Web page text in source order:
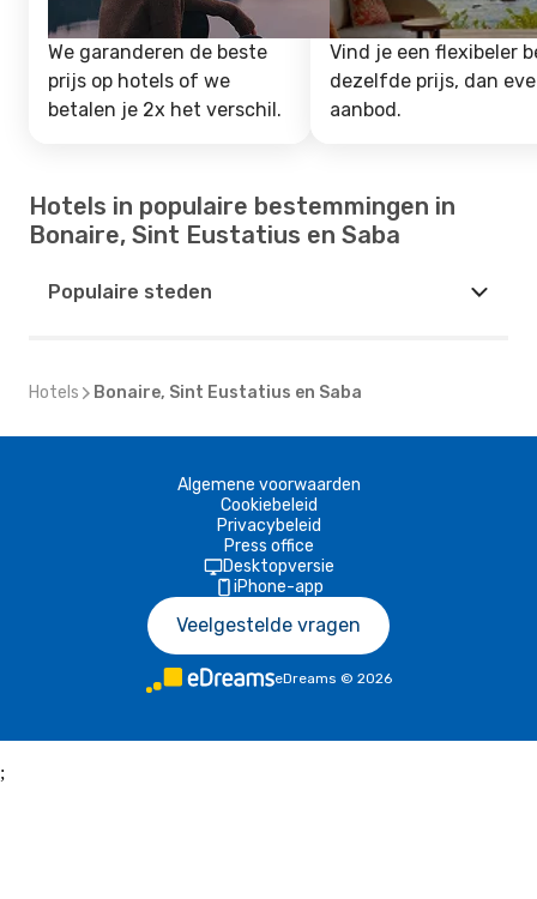
We garanderen de beste
prijs op hotels of we
betalen je 2x het verschil.
Vind je een flexibeler
dezelfde prijs, dan
aanbod.
Hotels in populaire bestemmingen in
Bonaire, Sint Eustatius en Saba
Populaire steden
Hotels Bonaire, Sint Eustatius en Saba
Algemene voorwaarden
Cookiebeleid
Privacybeleid
Press office
Desktopversie
iPhone-app
Veelgestelde vragen
eDreams © 2026
;